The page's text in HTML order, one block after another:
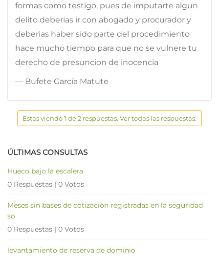
formas como testigo, pues de imputarte algun
delito deberias ir con abogado y procurador y
deberias haber sido parte del procedimiento
hace mucho tiempo para que no se vulnere tu
derecho de presuncion de inocencia
— Bufete García Matute
Estas viendo 1 de 2 respuestas. Ver todas las respuestas.
ÚLTIMAS CONSULTAS
Hueco bajo la escalera
0 Respuestas | 0 Votos
Meses sin bases de cotización registradas en la seguridad
so
0 Respuestas | 0 Votos
levantamiento de reserva de dominio